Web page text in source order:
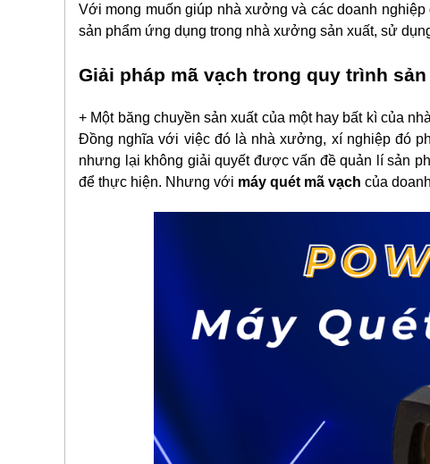
Với mong muốn giúp nhà xưởng và các doanh
sản phẩm ứng dụng trong nhà xưởng sản xuất, sử
Giải pháp mã vạch trong quy trình
+ Một băng chuyền sản xuất của một hay bất kì của
Đồng nghĩa với việc đó là nhà xưởng, xí nghiệp đó
nhưng lại không giải quyết được vấn đề quản lí sản
để thực hiện. Nhưng với máy quét mã vạch của